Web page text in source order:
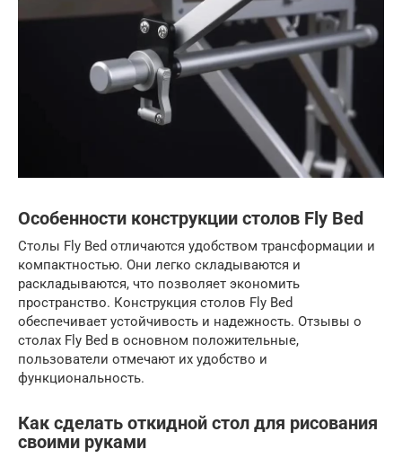
Особенности конструкции столов Fly Bed
Столы Fly Bed отличаются удобством трансформации и
компактностью. Они легко складываются и
раскладываются, что позволяет экономить
пространство. Конструкция столов Fly Bed
обеспечивает устойчивость и надежность. Отзывы о
столах Fly Bed в основном положительные,
пользователи отмечают их удобство и
функциональность.
Как сделать откидной стол для рисования
своими руками